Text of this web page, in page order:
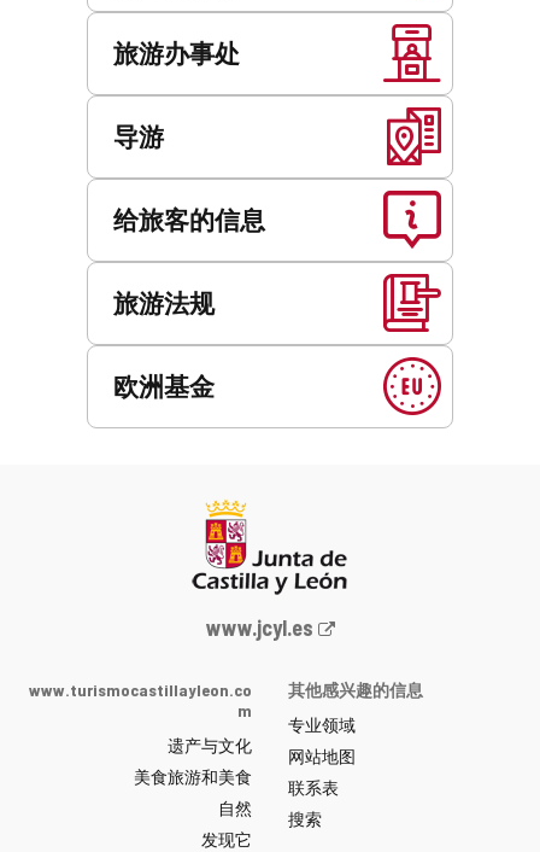
旅游办事处
导游
给旅客的信息
旅游法规
欧洲基金
Junta
y
León
网
站
门
户
www.jcyl.es
www.turismocastillayleon.co
m
遗产与文化
美食旅游和美食
自然
发现它
其他感兴趣的信息
专业领域
网站地图
联系表
搜索